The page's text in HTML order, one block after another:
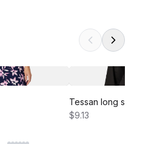
Tessan long sleeve
$9.13